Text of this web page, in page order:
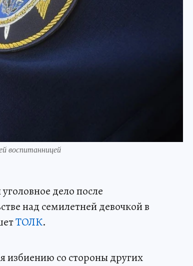
воспитанницей
дело после
над семилетней девочкой в
ТОЛК.
избиению со стороны других